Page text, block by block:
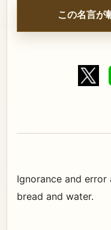
この名言が
Ignorance and
bread and water.